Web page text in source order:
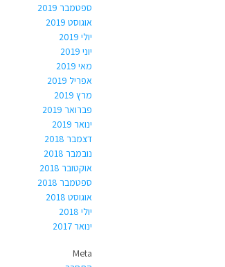
ספטמבר 2019
אוגוסט 2019
יולי 2019
יוני 2019
מאי 2019
אפריל 2019
מרץ 2019
פברואר 2019
ינואר 2019
דצמבר 2018
נובמבר 2018
אוקטובר 2018
ספטמבר 2018
אוגוסט 2018
יולי 2018
ינואר 2017
Meta